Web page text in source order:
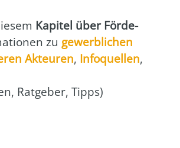
Kapi­tel über För­de­
zu gewerb­li­chen
Akteu­ren, Info­quel­len,
Rat­ge­ber, Tipps)